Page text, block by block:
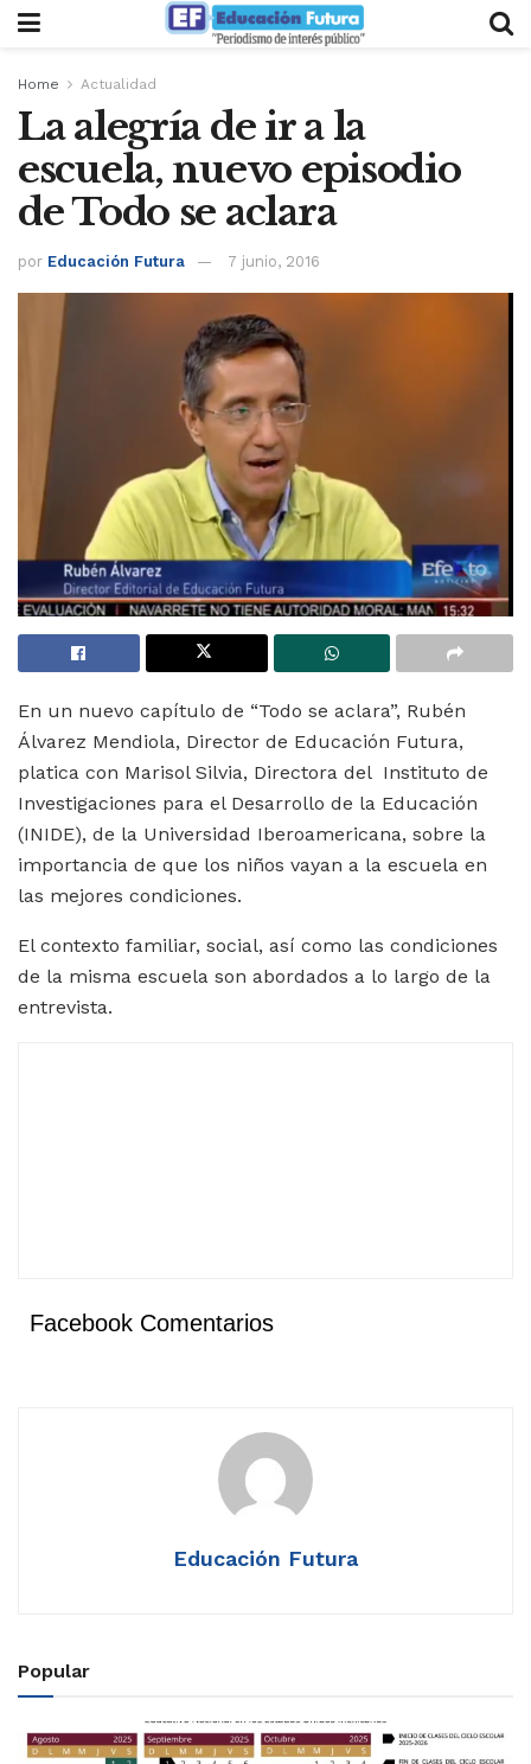
Home Actualidad
La alegría de ir a la
escuela, nuevo episodio
de Todo se aclara
por Educación Futura 7 junio, 2016
En un nuevo capítulo de “Todo se aclara”, Rubén
Álvarez Mendiola, Director de Educación Futura,
platica con Marisol Silvia, Directora del Instituto de
Investigaciones para el Desarrollo de la Educación
(INIDE), de la Universidad Iberoamericana, sobre la
importancia de que los niños vayan a la escuela en
las mejores condiciones.
El contexto familiar, social, así como las condiciones
de la misma escuela son abordados a lo largo de la
entrevista.
Facebook Comentarios
Educación Futura
Popular